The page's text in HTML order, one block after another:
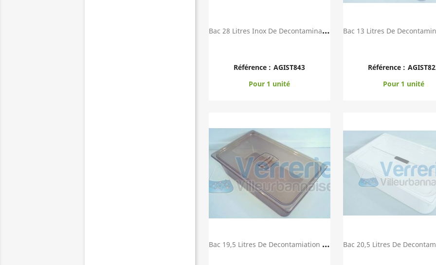
B
Ac 28 Litres Inox De Decontamination Bac Dim....
Référence : AGIST843
Pour 1 unité
Aperçu rapide
Référence :
Pour 1 unité
Aperçu rapide
B
Ac 19,5 Litres De Decontamiation En Duradex Ba...
Aperçu rapide Aperçu rapide